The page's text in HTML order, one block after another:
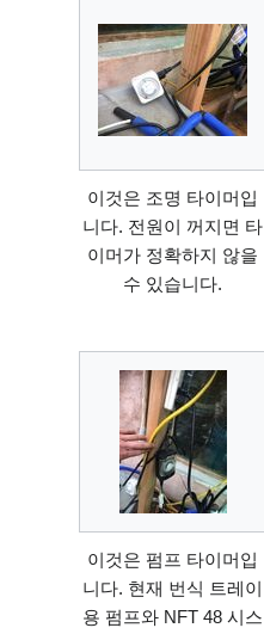
이것은 조명 타이머입
니다. 전원이 꺼지면 타
이머가 정확하지 않을
수 있습니다.
이것은 펌프 타이머입
니다. 현재 번식 트레이
용 펌프와 NFT 48 시스